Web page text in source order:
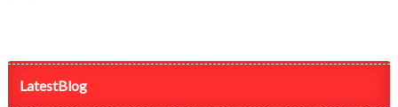
LatestBlog